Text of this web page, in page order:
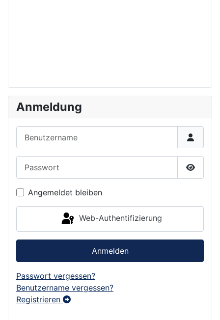
Anmeldung
Angemeldet bleiben
Web-Authentifizierung
Anmelden
Passwort vergessen?
Benutzername vergessen?
Registrieren